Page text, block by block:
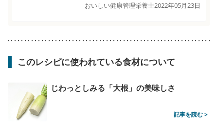
おいしい健康管理栄養士2022年05月23日
このレシピに使われている食材について
じわっとしみる「大根」の美味しさ
記事を読む >